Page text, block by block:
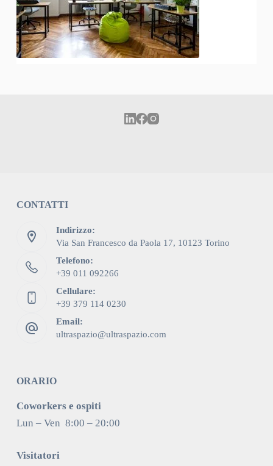
CONTATTI
Indirizzo:
Via San Francesco da Paola 17, 10123 Torino
Telefono:
+39 011 092266
Cellulare:
+39 379 114 0230
Email:
ultraspazio@ultraspazio.com
ORARIO
Coworkers e ospiti
Lun – Ven 8:00 – 20:00
Visitatori